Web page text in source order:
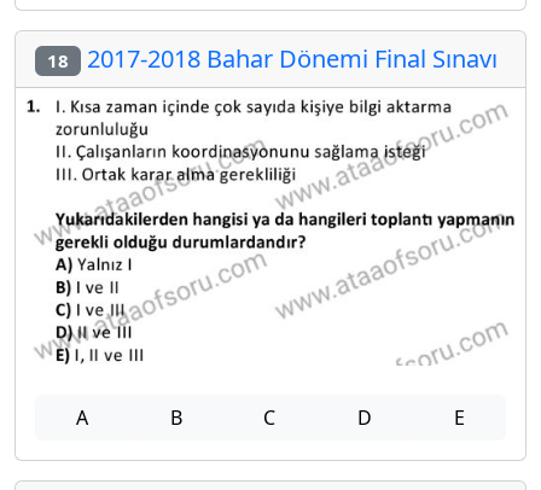
18 2017-2018 Bahar Dönemi Final Sınavı
A B C D E